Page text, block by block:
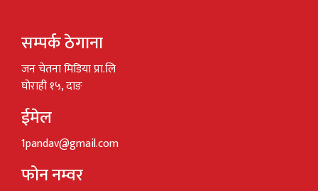
सम्पर्क ठेगाना
जन चेतना मिडिया प्रा.लि
घोराही १५, दाङ
ईमेल
1pandav@gmail.com
फोन नम्वर